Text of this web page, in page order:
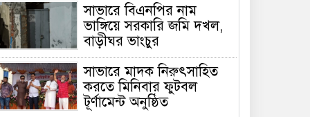
সাভারে বিএনপির নাম
ভাঙ্গিয়ে সরকারি জমি দখল,
বাড়ীঘর ভাংচুর
সাভারে মাদক নিরুৎসাহিত
করতে মিনিবার ফুটবল
টূর্ণামেন্ট অনুষ্ঠিত